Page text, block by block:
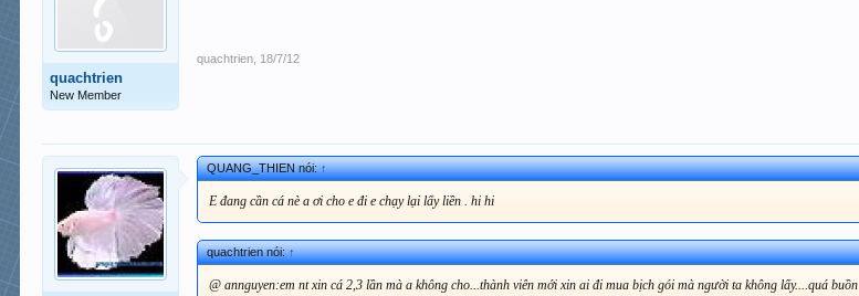
quachtrien
New Member
quachtrien 18/7/12
QUANG_THIEN nói:↑
E đang cần cá nè a ơi cho e đi e chạy lại lấy liền . hi hi
quachtrien nói:↑
@ annguyen:em nt xin cá 2,3 lần mà a không cho...thành viên mới xin ai đi mua bịch gói mà người ta không lấy....quá buồn